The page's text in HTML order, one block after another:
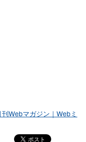
刊Webマガジン｜Webミ